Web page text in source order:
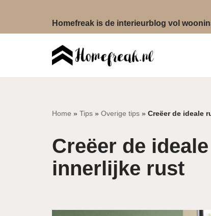
Homefreak is de interieurblog vol
Home » Tips » Overige tips » Creëer de ideale
Creëer de
innerlijke rust